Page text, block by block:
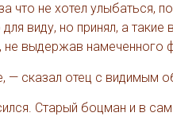
что не хотел улыбаться,
виду, но принял, а
не выдержав намеченного
— сказал отец с видимым
Старый боцман и в